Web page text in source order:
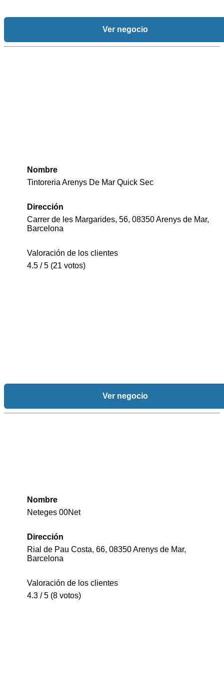
Ver negocio
Nombre
Tintoreria Arenys De Mar Quick Sec
Dirección
Carrer de les Margarides, 56, 08350 Arenys de Mar,
Barcelona
Valoración de los clientes
4.5 / 5 (21 votos)
Ver negocio
Nombre
Neteges 00Net
Dirección
Rial de Pau Costa, 66, 08350 Arenys de Mar,
Barcelona
Valoración de los clientes
4.3 / 5 (8 votos)